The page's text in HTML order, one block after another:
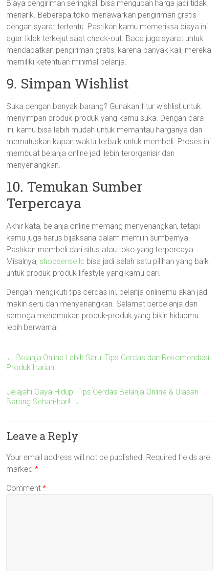
Biaya pengiriman seringkali bisa mengubah harga jadi tidak
menarik. Beberapa toko menawarkan pengiriman gratis
dengan syarat tertentu. Pastikan kamu memeriksa biaya ini
agar tidak terkejut saat check-out. Baca juga syarat untuk
mendapatkan pengiriman gratis, karena banyak kali, mereka
memiliki ketentuan minimal belanja.
9. Simpan Wishlist
Suka dengan banyak barang? Gunakan fitur wishlist untuk
menyimpan produk-produk yang kamu suka. Dengan cara
ini, kamu bisa lebih mudah untuk memantau harganya dan
memutuskan kapan waktu terbaik untuk membeli. Proses ini
membuat belanja online jadi lebih terorganisir dan
menyenangkan.
10. Temukan Sumber
Terpercaya
Akhir kata, belanja online memang menyenangkan, tetapi
kamu juga harus bijaksana dalam memilih sumbernya.
Pastikan membeli dari situs atau toko yang terpercaya.
Misalnya, shopsensellc bisa jadi salah satu pilihan yang baik
untuk produk-produk lifestyle yang kamu cari.
Dengan mengikuti tips cerdas ini, belanja onlinemu akan jadi
makin seru dan menyenangkan. Selamat berbelanja dan
semoga menemukan produk-produk yang bikin hidupmu
lebih berwarna!
← Belanja Online Lebih Seru: Tips Cerdas dan Rekomendasi
Produk Harian!
Jelajahi Gaya Hidup: Tips Cerdas Belanja Online & Ulasan
Barang Sehari-hari! →
Leave a Reply
Your email address will not be published. Required fields are
marked*
Comment*